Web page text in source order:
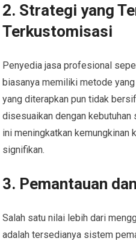
2. Strategi yang
Terkustomisasi
Penyedia jasa profesional
biasanya memiliki metode
yang diterapkan pun tidak
disesuaikan dengan
ini meningkatkan kemungkinan
signifikan.
3. Pemantauan
Salah satu nilai lebih dari
adalah tersedianya sistem